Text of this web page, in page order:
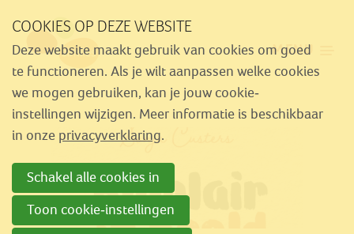
links
over
Spring
naar
navigatie
naar
hoofdinhoud
MENU
Aanbod
Nieuws
Activiteiten
Over Similes
Contact
COOKIES OP DEZE WEBSITE
Deze website maakt gebruik van cookies om goed
te functioneren. Als je wilt aanpassen welke cookies
we mogen gebruiken, kan je jouw cookie-
instellingen wijzigen. Meer informatie is beschikbaar
in onze privacyverklaring.
Schakel alle cookies in
Toon cookie-instellingen